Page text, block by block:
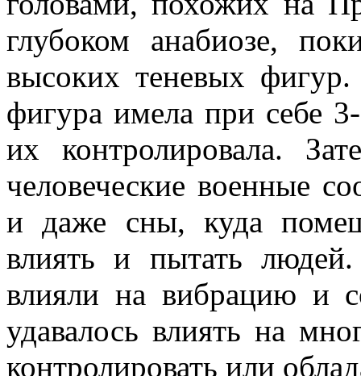
глубоком анабиозе,
высоких теневых фигур.
фигура имела при себе
их контролировала.
человеческие военные
и даже сны, куда
влиять и пытать
влияли на вибрацию и
удавалось влиять на
контролировать или